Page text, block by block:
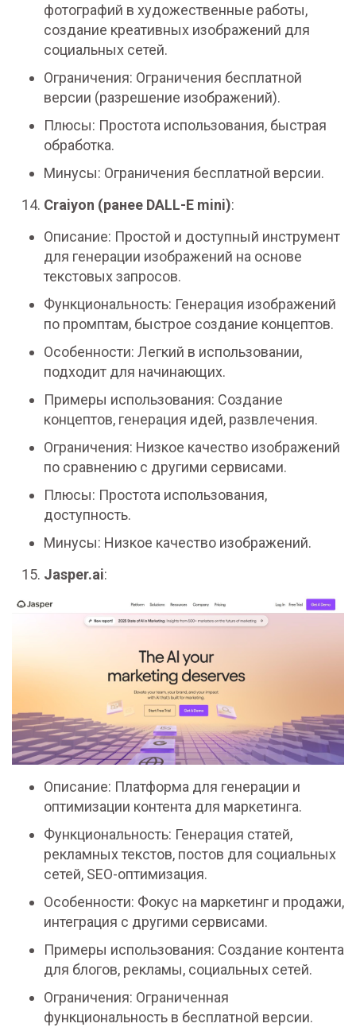
фотографий в художественные работы,
создание креативных изображений для
социальных сетей.
Ограничения: Ограничения бесплатной
версии (разрешение изображений).
Плюсы: Простота использования, быстрая
обработка.
Минусы: Ограничения бесплатной версии.
Craiyon (ранее DALL-E mini):
Описание: Простой и доступный инструмент
для генерации изображений на основе
текстовых запросов.
Функциональность: Генерация изображений
по промптам, быстрое создание концептов.
Особенности: Легкий в использовании,
подходит для начинающих.
Примеры использования: Создание
концептов, генерация идей, развлечения.
Ограничения: Низкое качество изображений
по сравнению с другими сервисами.
Плюсы: Простота использования,
доступность.
Минусы: Низкое качество изображений.
Jasper.ai:
Описание: Платформа для генерации и
оптимизации контента для маркетинга.
Функциональность: Генерация статей,
рекламных текстов, постов для социальных
сетей, SEO-оптимизация.
Особенности: Фокус на маркетинг и продажи,
интеграция с другими сервисами.
Примеры использования: Создание контента
для блогов, рекламы, социальных сетей.
Ограничения: Ограниченная
функциональность в бесплатной версии.